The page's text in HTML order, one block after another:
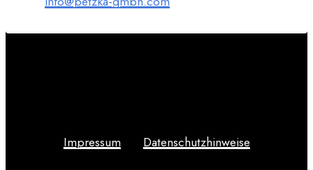
Impressum Datenschutzhinweise